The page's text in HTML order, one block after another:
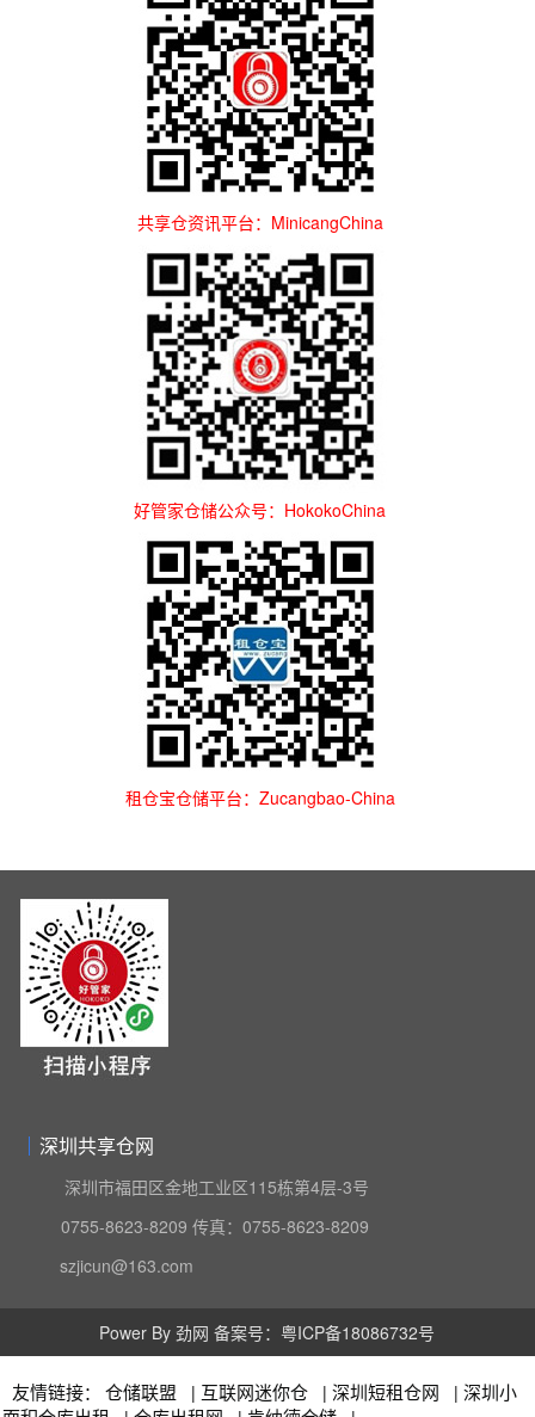
共享仓资讯平台：MinicangChina
好管家仓储公众号：HokokoChina
租仓宝仓储平台：Zucangbao-China
深圳共享仓网
深圳市福田区金地工业区115栋第4层-3号
0755-8623-8209 传真：0755-8623-8209
szjicun@163.com
Power By 劲网 备案号：粤ICP备18086732号
友情链接：仓储联盟 | 互联网迷你仓 |深圳短租仓网 |深圳小